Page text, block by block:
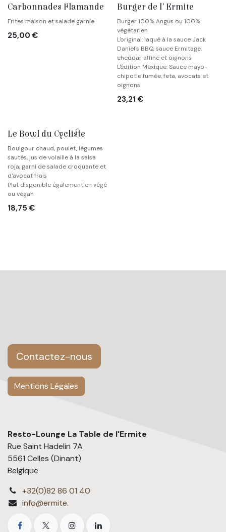
Carbonnades Flamande
Frites maison et salade garnie
25,00 €
Burger de l'Ermite
Burger 100% Angus ou 100%
végétarien
L'original: laqué à la sauce Jack
Daniel's BBQ, sauce Ermitage,
cheddar affiné et oignons
L'édition Mexique: Sauce mayo-
chipotle fumée, feta, avocats et
oignons
23,21 €
Le Bowl du Cycliste
Boulgour chaud, poulet, légumes
sautés, jus de volaille à la salsa
roja, garni de salade croquante et
d'avocat frais
Plat disponible également en végé
ou végan
18,75 €
Contactez-nous
Mentions Légales
Resto-Lounge La Table de l'Ermite
Rue Saint Hadelin 7A
5561 Celles (Dinant)
Belgique
+32(0)82 86 01 40
info@ermite.